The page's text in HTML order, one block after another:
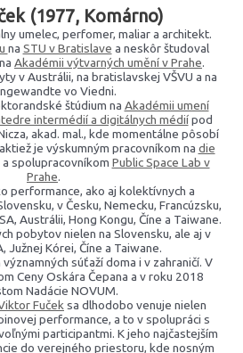
(1977, Komárno)
umelec, perfomer, maliar a architekt.
na STU v Bratislave a neskôr študoval
Akadémii výtvarných umění v Prahe.
v Austrálii, na bratislavskej VŠVU a na
vo Viedni.
štúdium na Akadémii umení
intermédií a digitálnych médiípod
akad. mal., kde momentálne pôsobí
je výskumným pracovníkom na die
a spolupracovníkom Public Space Lab v
Prahe.
performance, ako aj kolektívnych a
v Česku, Nemecku, Francúzsku,
Austrálii, Hong Kongu, Číne a Taiwane.
pobytov nielen na Slovensku, ale aj v
Južnej Kórei, Číne a Taiwane.
súťaží doma i v zahraničí. V
Ceny Oskára Čepana a v roku 2018
Nadácie NOVUM.
Fuček sa dlhodobo venuje nielen
performance, a to v spolupráci s
participantmi. K jeho najčastejším
do verejného priestoru, kde nosným